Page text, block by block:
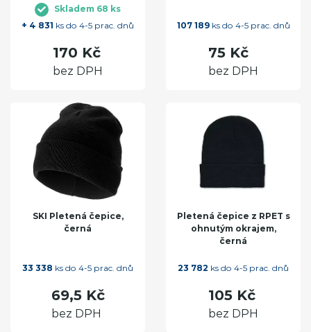
Skladem 68 ks
+ 4 831 ks do 4-5 prac. dnů
170 Kč
bez DPH
107 189ks do 4-5 prac. dnů
75 Kč
bez DPH
SKI Pletená čepice,
černá
33 338 ks do 4-5 prac. dnů
69,5 Kč
bez DPH
Pletená čepice z RPET s
ohnutým okrajem,
černá
23 782 ks do 4-5 prac. dnů
105 Kč
bez DPH